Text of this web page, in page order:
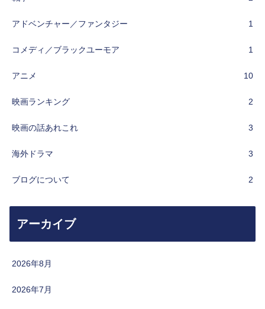
アドベンチャー／ファンタジー 1
コメディ／ブラックユーモア 1
アニメ 10
映画ランキング 2
映画の話あれこれ 3
海外ドラマ 3
ブログについて 2
アーカイブ
2026年8月
2026年7月